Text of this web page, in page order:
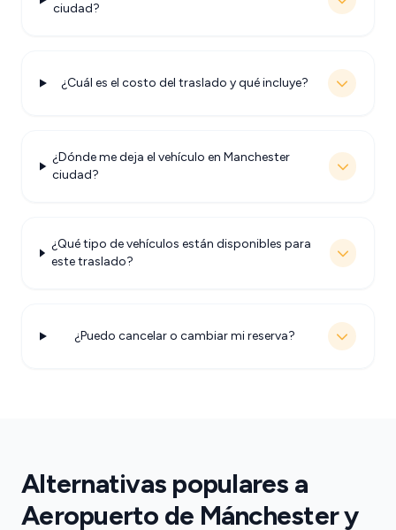
ciudad?
¿Cuál es el costo del traslado y qué incluye?
¿Dónde me deja el vehículo en Manchester
ciudad?
¿Qué tipo de vehículos están disponibles para
este traslado?
¿Puedo cancelar o cambiar mi reserva?
Alternativas populares a
Aeropuerto de Mánchester y